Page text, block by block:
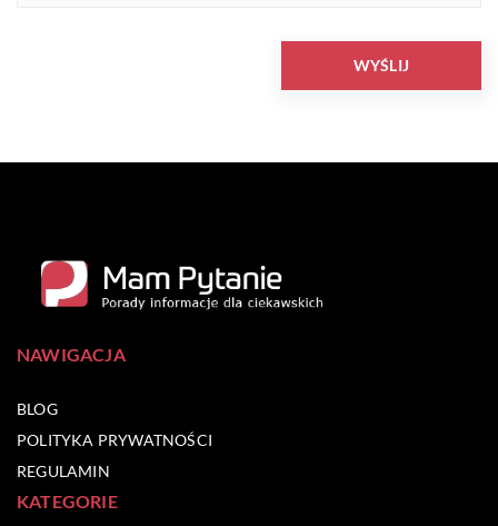
NAWIGACJA
BLOG
POLITYKA PRYWATNOŚCI
REGULAMIN
KATEGORIE